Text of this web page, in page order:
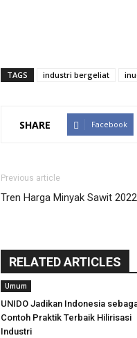
TAGS industri bergeliat
SHARE Facebook
Previous article
Tren Harga Minyak Sawit 2022
RELATED ARTICLES
Umum
UNIDO Jadikan Indonesia
Contoh Praktik Terbaik Hilirisasi
Industri